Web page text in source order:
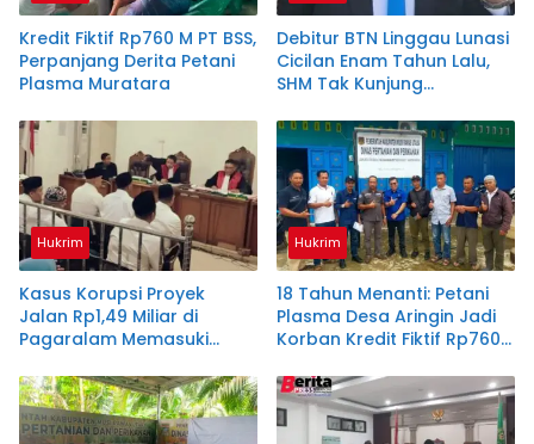
Kredit Fiktif Rp760 M PT BSS,
Perpanjang Derita Petani
Plasma Muratara
Debitur BTN Linggau Lunasi
Cicilan Enam Tahun Lalu,
SHM Tak Kunjung
Hukrim
Kasus Korupsi Proyek
Jalan Rp1,49 Miliar di
Pagaralam Memasuki
Terdakwa Dituntut 2,5
Tahun Penjara
Hukrim
18 Tahun Menanti: Petani
Plasma Desa Aringin Jadi
Korban Kredit Fiktif Rp760